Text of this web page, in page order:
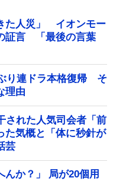
た人災」 イオンモー
証言 「最後の言葉
り連ドラ本格復帰 そ
理由
された人気司会者「前
気概と「体に秒針が
芸
んか？」 局が20個用